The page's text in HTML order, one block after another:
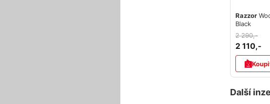
Razzor
Black
2 290,-
2 110,-
Další